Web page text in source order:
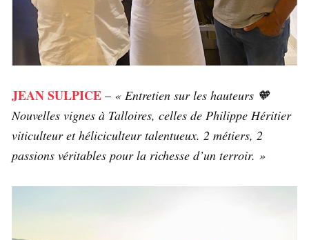
JEAN SULPICE – « Entretien sur les hauteurs 🧡
Nouvelles vignes à Talloires, celles de Philippe Héritier
viticulteur et héliciculteur talentueux. 2 métiers, 2
passions véritables pour la richesse d’un terroir. »